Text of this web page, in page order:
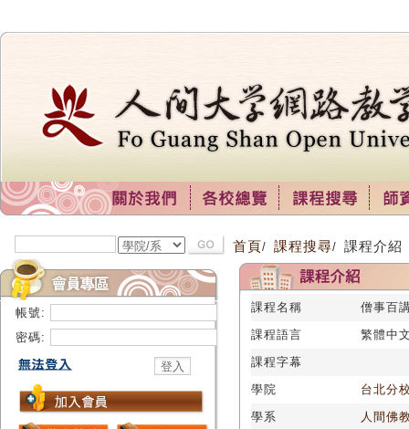
帳號:
密碼:
首頁/ 課程搜尋/ 課程介紹
課程名稱
僧事百
課程語言
繁體中
課程字幕
學院
台北分
學系
人間佛